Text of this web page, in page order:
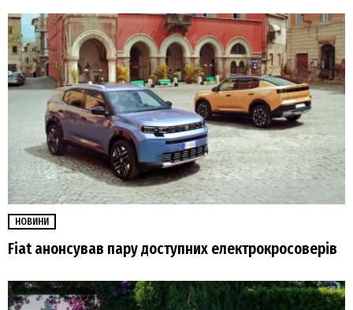
НОВИНИ
Fiat анонсував пару доступних електрокросоверів